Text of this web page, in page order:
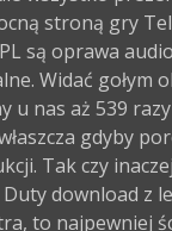
stroną gry
są oprawa
Widać gołym
u nas aż 539
gdyby
Tak czy
download z
to najpewniej